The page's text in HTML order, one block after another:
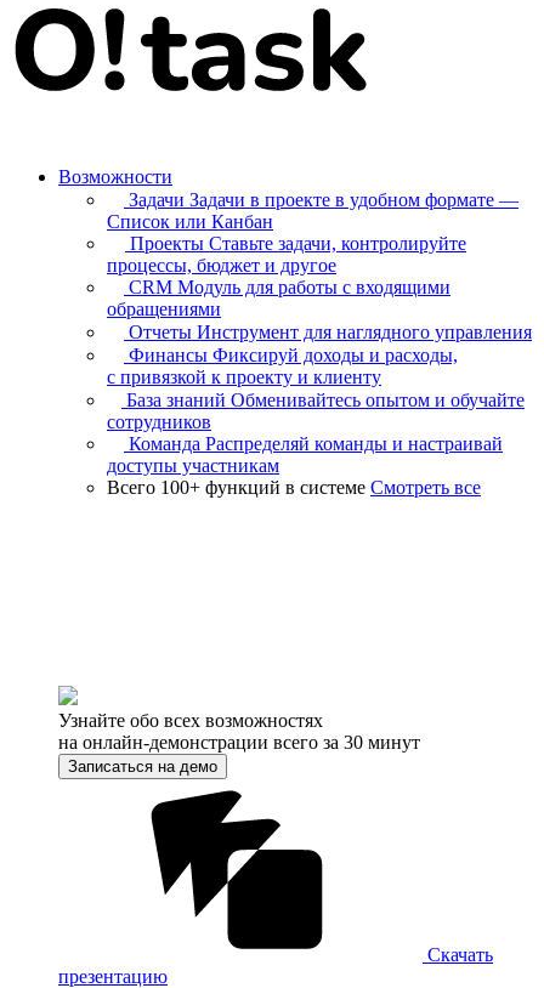
Возможности
Задачи Задачи в проекте в удобном формате —
Список или Канбан
Проекты Ставьте задачи, контролируйте
процессы, бюджет и другое
CRM Модуль для работы с входящими
обращениями
Отчеты Инструмент для наглядного управления
Финансы Фиксируй доходы и расходы,
с привязкой к проекту и клиенту
База знаний Обменивайтесь опытом и обучайте
сотрудников
Команда Распределяй команды и настраивай
доступы участникам
Всего 100+ функций в системе Смотреть все
Узнайте обо всех возможностях
на онлайн-демонстрации всего за 30 минут
Записаться на демо
Скачать
презентацию